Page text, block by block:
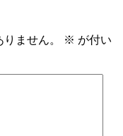
ません。 ※ が付い